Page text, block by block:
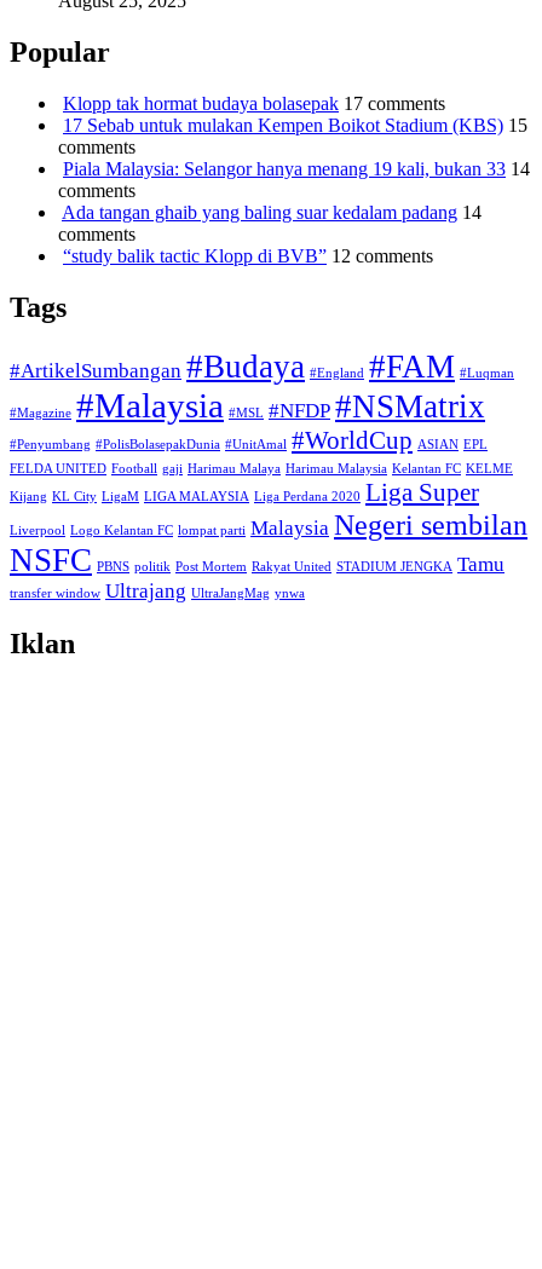
Popular
Klopp tak hormat budaya bolasepak 17 comments
17 Sebab untuk mulakan Kempen Boikot Stadium (KBS) 15
comments
Piala Malaysia: Selangor hanya menang 19 kali, bukan 33 14
comments
Ada tangan ghaib yang baling suar kedalam padang 14
comments
“study balik tactic Klopp di BVB” 12 comments
Tags
#ArtikelSumbangan #Budaya #England #FAM #Luqman
#Magazine #Malaysia #MSL #NFDP #NSMatrix
#Penyumbang #PolisBolasepakDunia #UnitAmal #WorldCup ASIAN EPL
FELDA UNITED Football gaji Harimau Malaya Harimau Malaysia Kelantan FC KELME
Kijang KL City LigaM LIGA MALAYSIA Liga Perdana 2020 Liga Super
Liverpool Logo Kelantan FC lompat parti Malaysia Negeri sembilan
NSFC PBNS politik Post Mortem Rakyat United STADIUM JENGKA Tamu
transfer window Ultrajang UltraJangMag ynwa
Iklan